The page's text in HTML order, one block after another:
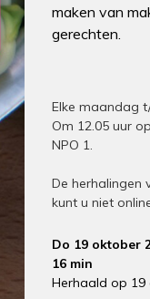
maken van
gerechten.
Elke maandag
Om 12.05 uur
NPO 1.
De herhalingen
kunt u niet
Do 19 oktober
16 min
Herhaald op 19